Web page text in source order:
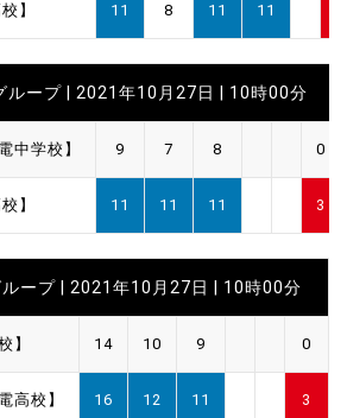
】 11 8 11 11
ループ | 2021年10月27日 | 10時00分
中学校】 9 7 8 0
】 11 11 11 3
ループ | 2021年10月27日 | 10時00分
】 14 10 9 0
高校】 16 12 11 3